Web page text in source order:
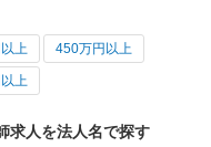
上 450万円以上
上
求人を法人名で探す